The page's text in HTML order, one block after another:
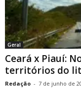
Geral
Ceará x Piauí:
territórios do
Redação - 7 de junho de